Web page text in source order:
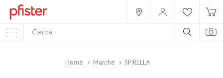
Home Marche SPIRELLA